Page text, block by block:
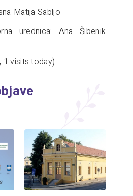
Matija Sabljo
urednica: Ana Šibenik
1 visits today)